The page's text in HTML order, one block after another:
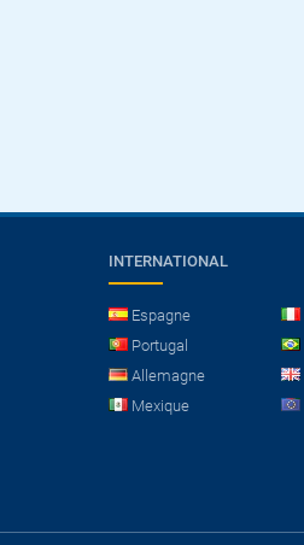
INTERNATIONAL
Espagne
Portugal
Allemagne
Mexique